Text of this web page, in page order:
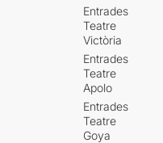
Entrades
Teatre
Victòria
Entrades
Teatre
Apolo
Entrades
Teatre
Goya